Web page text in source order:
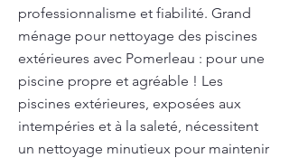
professionnalisme et fiabilité. Grand
ménage pour nettoyage des piscines
extérieures avec Pomerleau : pour une
piscine propre et agréable ! Les
piscines extérieures, exposées aux
intempéries et à la saleté, nécessitent
un nettoyage minutieux pour maintenir